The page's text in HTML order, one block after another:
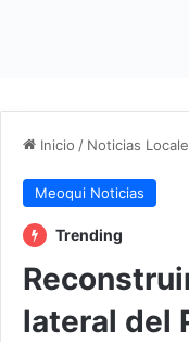
Inicio / Noticias
Meoqui Noticias
Trending
lateral del